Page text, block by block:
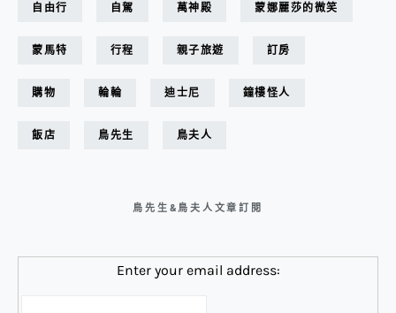
自由行 自駕 萬神殿 蒙娜麗莎的微笑
蒙馬特 行程 親子旅遊 訂房
購物 輪輪 迪士尼 鐘樓怪人
飯店 鳥先生 鳥夫人
鳥先生&鳥夫人文章訂閱
Enter your email address: